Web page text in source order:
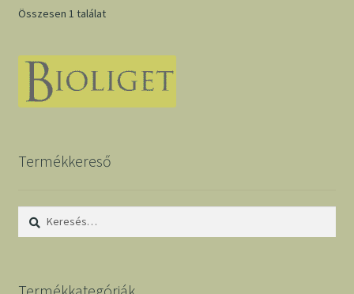
Összesen 1 találat
Termékkereső
Keresés: